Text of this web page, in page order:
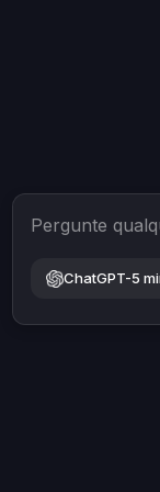
Pergunte
ChatGPT-5